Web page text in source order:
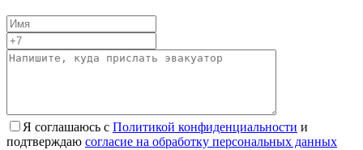
Я соглашаюсь с Политикой конфиденциальности и
подтверждаю согласие на обработку персональных данных